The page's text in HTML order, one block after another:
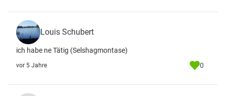
Louis Schubert
ich habe ne Tätig (Selshagmontase)
vor 5 Jahre 0